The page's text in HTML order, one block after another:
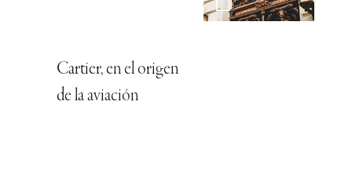
Cartier, en el origen
de la aviación